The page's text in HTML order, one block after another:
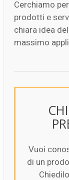
Cerchiamo
prodotti e
chiara idea
massimo
Vuoi
di un